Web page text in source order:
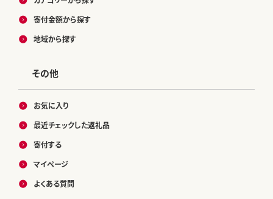
寄付金額から探す
地域から探す
その他
お気に入り
最近チェックした返礼品
寄付する
マイページ
よくある質問